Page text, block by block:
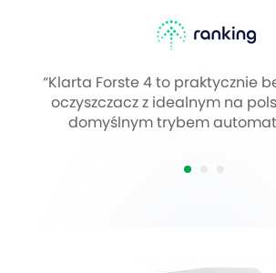
“Klarta Forste 4 to praktycznie
oczyszczacz z idealnym na
domyślnym trybem